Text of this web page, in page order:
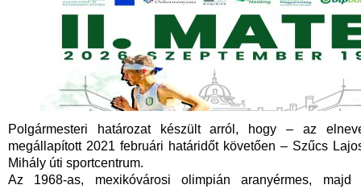
Polgármesteri határozat készült arról, hogy – az
megállapított 2021 februári határidőt követően – Szűcs
Mihály úti sportcentrum.
Az 1968-as, mexikóvárosi olimpián aranyérmes,